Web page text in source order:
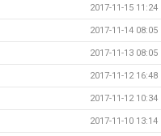
2017-11-15 11:24
2017-11-14 08:05
2017-11-13 08:05
2017-11-12 16:48
2017-11-12 10:34
2017-11-10 13:14